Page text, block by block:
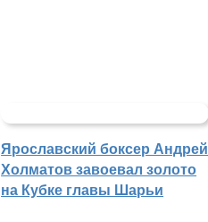
Ярославский боксер Андрей
Холматов завоевал золото
на Кубке главы Шарьи